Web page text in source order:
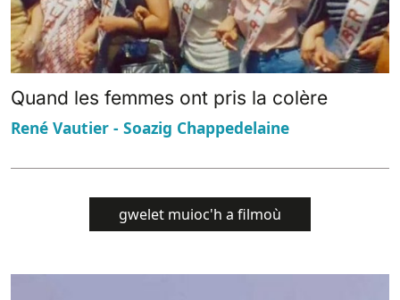
Quand les femmes ont pris la colère
René Vautier - Soazig Chappedelaine
gwelet muioc'h a filmoù